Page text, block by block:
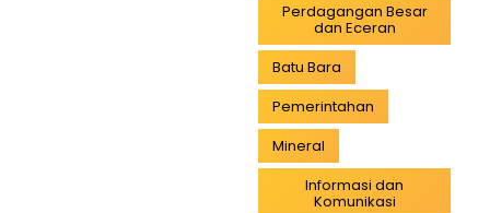
Perdagangan Besar
dan Eceran
Batu Bara
Pemerintahan
Mineral
Informasi dan
Komunikasi